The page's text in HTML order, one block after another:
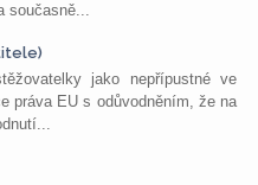
současně...
jako nepřípustné ve
práva EU s odůvodněním, že na